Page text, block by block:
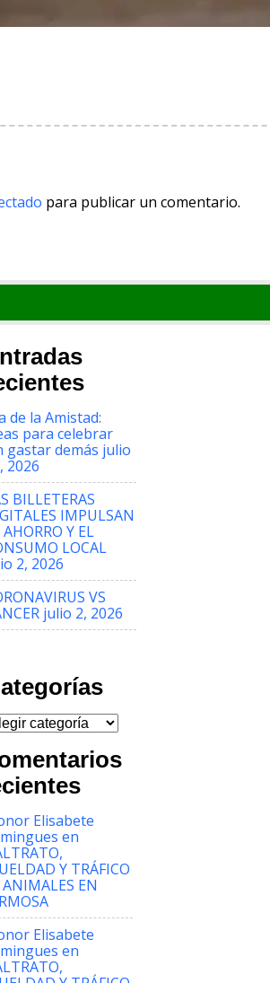
para publicar un comentario.
de la Amistad:
para celebrar
gastar demás julio
2026
BILLETERAS
IMPULSAN
AHORRO Y EL
LOCAL
2, 2026
VS
julio 2, 2026
Elisabete
en
Y TRÁFICO
ANIMALES EN
Elisabete
en